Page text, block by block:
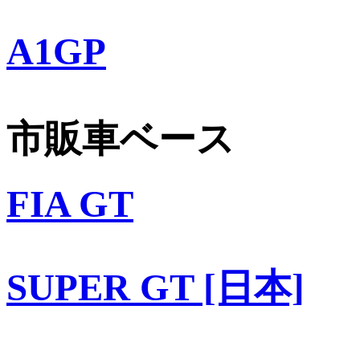
A1GP
市販車ベース
FIA GT
SUPER GT [日本]